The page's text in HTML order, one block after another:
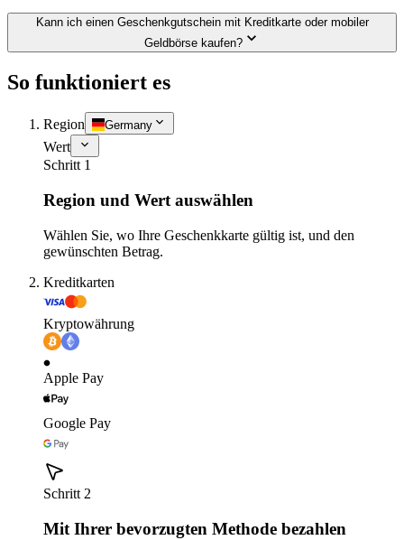
Kann ich einen Geschenkgutschein mit Kreditkarte oder mobiler
Geldbörse kaufen?
So funktioniert es
Region Germany
Wert
Schritt 1
Region und Wert auswählen
Wählen Sie, wo Ihre Geschenkkarte gültig ist, und den
gewünschten Betrag.
Kreditkarten
Kryptowährung
Apple Pay
Google Pay
Schritt 2
Mit Ihrer bevorzugten Methode bezahlen